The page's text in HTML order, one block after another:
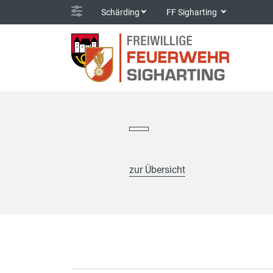
Schärding FF Sigharting
zur Übersicht